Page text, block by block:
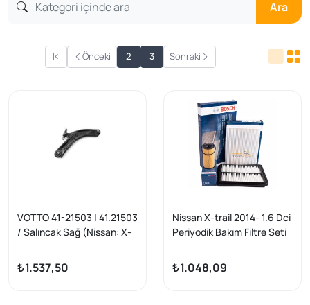
Ara
Önceki 2 3 Sonraki
VOTTO 41-21503 | 41.21503
/ Salıncak Sağ (Nissan: X-
₺1.537,50
Nissan X-trail 2014- 1.6 Dci
Periyodik Bakım Filtre Seti
₺1.048,09